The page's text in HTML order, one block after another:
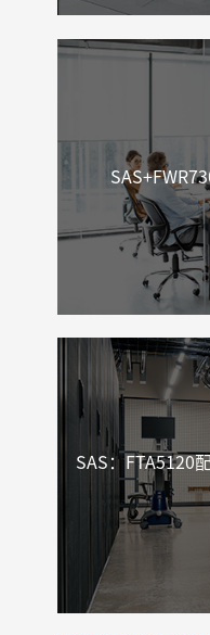
SAS：FTA5120